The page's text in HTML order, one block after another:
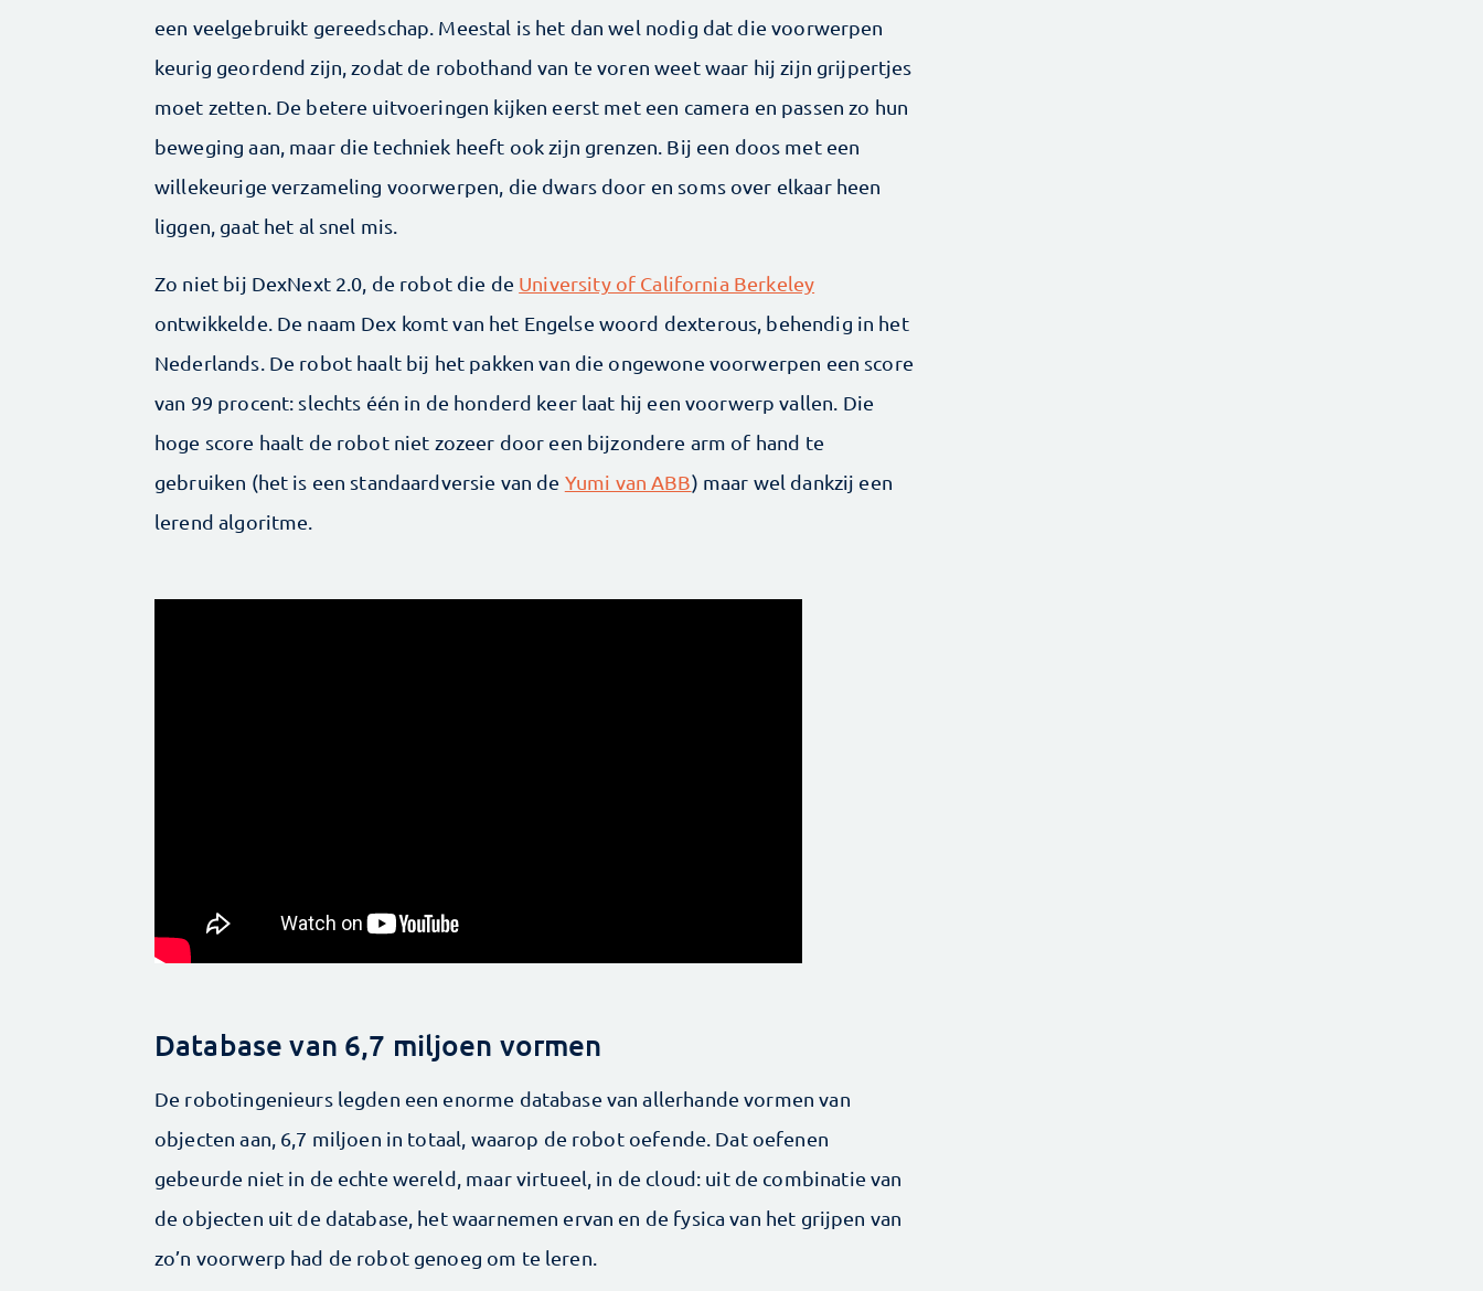
een veelgebruikt gereedschap. Meestal is het dan wel nodig dat die voorwerpen
keurig geordend zijn, zodat de robothand van te voren weet waar hij zijn grijpertjes
moet zetten. De betere uitvoeringen kijken eerst met een camera en passen zo hun
beweging aan, maar die techniek heeft ook zijn grenzen. Bij een doos met een
willekeurige verzameling voorwerpen, die dwars door en soms over elkaar heen
liggen, gaat het al snel mis.
Zo niet bij DexNext 2.0, de robot die de University of California Berkeley
ontwikkelde. De naam Dex komt van het Engelse woord dexterous, behendig in het
Nederlands. De robot haalt bij het pakken van die ongewone voorwerpen een score
van 99 procent: slechts één in de honderd keer laat hij een voorwerp vallen. Die
hoge score haalt de robot niet zozeer door een bijzondere arm of hand te
gebruiken (het is een standaardversie van de Yumi van ABB) maar wel dankzij een
lerend algoritme.
Database van 6,7 miljoen vormen
De robotingenieurs legden een enorme database van allerhande vormen van
objecten aan, 6,7 miljoen in totaal, waarop de robot oefende. Dat oefenen
gebeurde niet in de echte wereld, maar virtueel, in de cloud: uit de combinatie van
de objecten uit de database, het waarnemen ervan en de fysica van het grijpen van
zo’n voorwerp had de robot genoeg om te leren.